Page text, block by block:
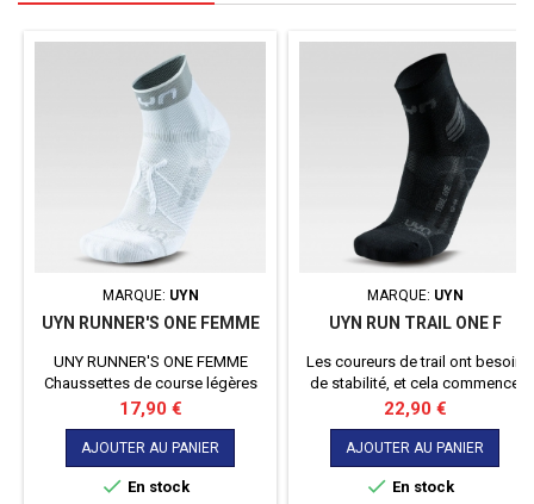
MARQUE: UYN
UYN RUNNER'S ONE FEMME
UNY RUNNER'S ONE FEMME
Chaussettes de course légères
dotées de la technologie
ZEROCUFF pour des
performances maximales en
course à pied
Prix
17,90 €
AJOUTER AU PANIER
 En stock
MARQUE: UYN
UYN RUN TRAIL ONE F
Les coureurs de trail ont besoin
de stabilité, et cela commence
par les pieds. Les chaussettes de
course Trail ONE d'UYN® ont été
conçues dans cette optique. Leur
structure, qui comprend une
compression sélective, soutient
Prix
22,90 €
AJOUTER AU PANIER
 En stock